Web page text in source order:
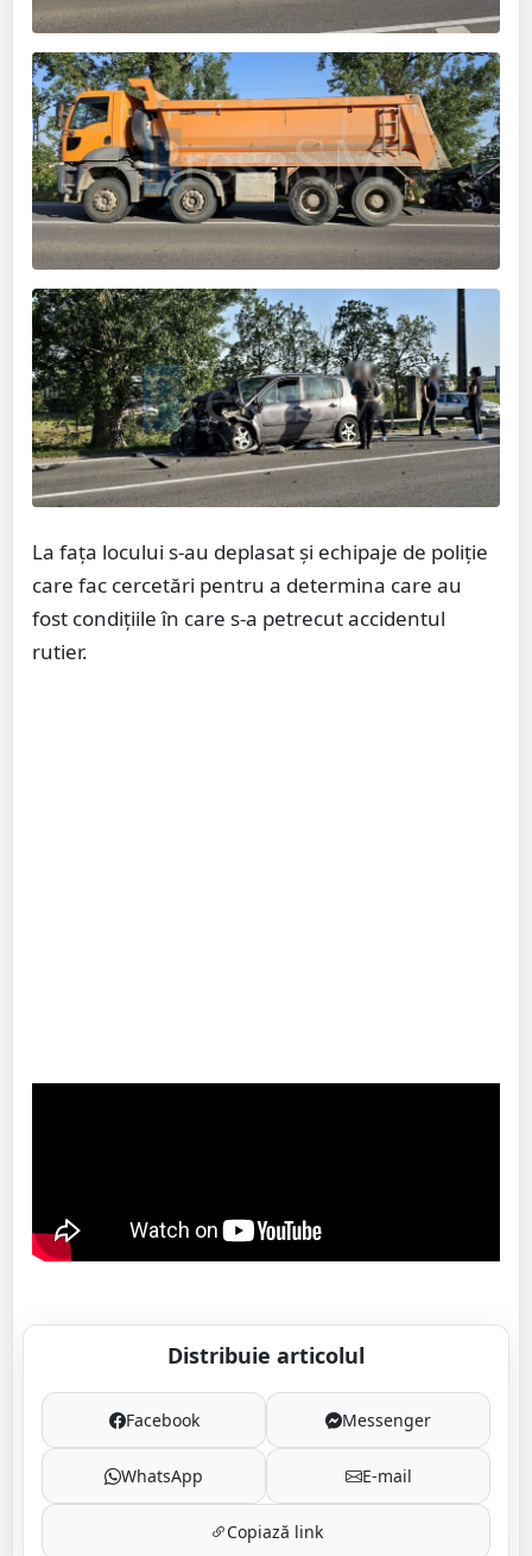
La fața locului s-au deplasat și echipaje de poliție
care fac cercetări pentru a determina care au
fost condițiile în care s-a petrecut accidentul
rutier.
Distribuie articolul
Facebook Messenger
WhatsApp E-mail
Copiază link